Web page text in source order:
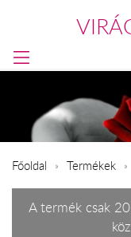
Főoldal Termékek
A termék csak